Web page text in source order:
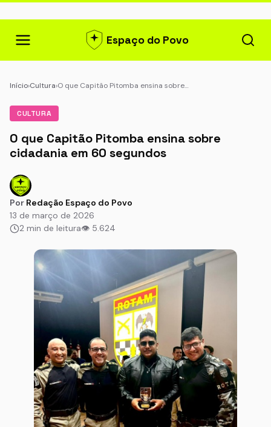
Espaço do Povo
Início›Cultura›O que Capitão Pitomba ensina sobre…
CULTURA
O que Capitão Pitomba ensina sobre
cidadania em 60 segundos
Por Redação Espaço do Povo
13 de março de 2026
2 min de leitura👁 5.624